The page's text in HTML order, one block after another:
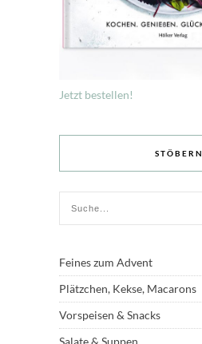
Jetzt bestellen!
STÖBERN
Feines zum Advent
Plätzchen, Kekse, Macarons
Vorspeisen & Snacks
Salate & Suppen